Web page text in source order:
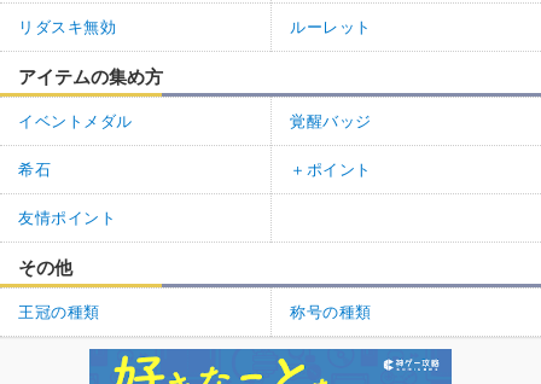
リダスキ無効 ルーレット
アイテムの集め方
イベントメダル 覚醒バッジ
希石 ＋ポイント
友情ポイント
その他
王冠の種類 称号の種類